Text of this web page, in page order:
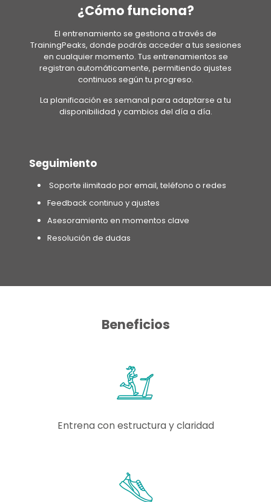
¿Cómo funciona?
El entrenamiento se gestiona a través de
TrainingPeaks, donde podrás acceder a tus sesiones
en cualquier momento. Tus entrenamientos se
registran automáticamente, permitiendo ajustes
continuos según tu progreso.
La planificación es semanal para adaptarse a tu
disponibilidad y cambios del día a día.
Seguimiento
Soporte ilimitado por email, teléfono o redes
Feedback continuo y ajustes
Asesoramiento en momentos clave
Resolución de dudas
Beneficios
Entrena con estructura y claridad